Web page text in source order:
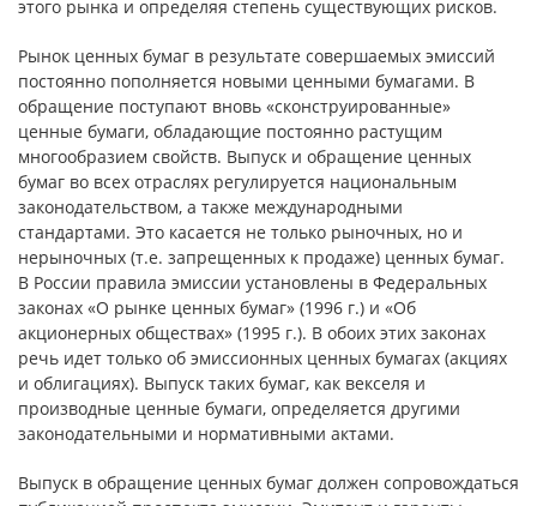
этого рынка и определяя степень существующих рисков.
Рынок ценных бумаг в результате совершаемых эмиссий
постоянно пополняется новыми ценными бумагами. В
обращение поступают вновь «сконструированные»
ценные бумаги, обладающие постоянно растущим
многообразием свойств. Выпуск и обращение ценных
бумаг во всех отраслях регулируется национальным
законодательством, а также международными
стандартами. Это касается не только рыночных, но и
нерыночных (т.е. запрещенных к продаже) ценных бумаг.
В России правила эмиссии установлены в Федеральных
законах «О рынке ценных бумаг» (1996 г.) и «Об
акционерных обществах» (1995 г.). В обоих этих законах
речь идет только об эмиссионных ценных бумагах (акциях
и облигациях). Выпуск таких бумаг, как векселя и
производные ценные бумаги, определяется другими
законодательными и нормативными актами.
Выпуск в обращение ценных бумаг должен сопровождаться